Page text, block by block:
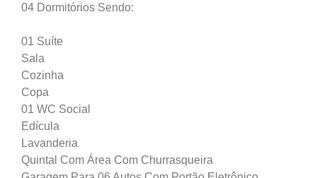
04 Dormitórios Sendo:
01 Suíte
Sala
Cozinha
Copa
01 WC Social
Edícula
Lavanderia
Quintal Com Área Com Churrasqueira